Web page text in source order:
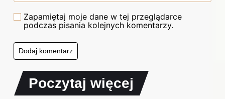
Zapamiętaj moje dane w tej przeglądarce
podczas pisania kolejnych komentarzy.
Poczytaj więcej